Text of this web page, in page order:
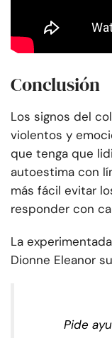
Conclusión
Los signos del
violentos y
que tenga que
autoestima con
más fácil evitar
responder con
La
Dionne Eleanor
Pide